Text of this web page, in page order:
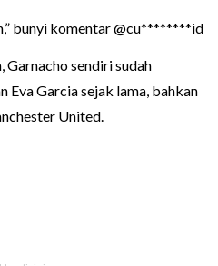
bunyi komentar @cu********id
Garnacho sendiri sudah
Eva Garcia sejak lama, bahkan
United.